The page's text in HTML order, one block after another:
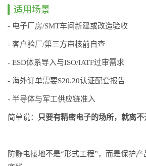
适用场景
- 电子厂房/SMT车间新建或改造验收
- 客户验厂/第三方审核前自查
- ESD体系导入与ISO/IATF过审需求
- 海外订单需要S20.20认证配套报告
- 半导体与军工供应链准入
简单说： 只要有精密电子的场所，就离不
防静电接地不是“形式工程”，而是保护